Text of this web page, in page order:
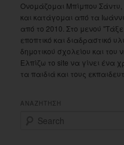
Ονομάζομαι Μπίμπου
και κατάγομαι από τα
από το 2010. Στο μενού
εποπτικό και διαδραστικό
δημοτικού σχολείου και του
Ελπίζω το site να γίνει ένα
τα παιδιά και τους
ΑΝΑΖΗΤΗΣΗ